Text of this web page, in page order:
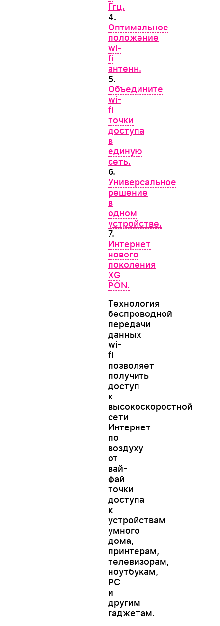
Ггц.
4.
Оптимальное
положение
wi-
fi
антенн.
5.
Объедините
wi-
fi
точки
доступа
в
единую
сеть.
6.
Универсальное
решение
в
одном
устройстве.
7.
Интернет
нового
поколения
XG
PON.
Технология
беспроводной
передачи
данных
wi-
fi
позволяет
получить
доступ
к
высокоскоростной
сети
Интернет
по
воздуху
от
вай-
фай
точки
доступа
к
устройствам
умного
дома,
принтерам,
телевизорам,
ноутбукам,
РС
и
другим
гаджетам.